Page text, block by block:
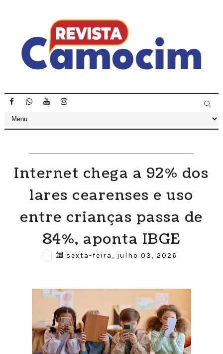
Internet chega a 92% dos
lares cearenses e uso
entre crianças passa de
84%, aponta IBGE
sexta-feira, julho 03, 2026